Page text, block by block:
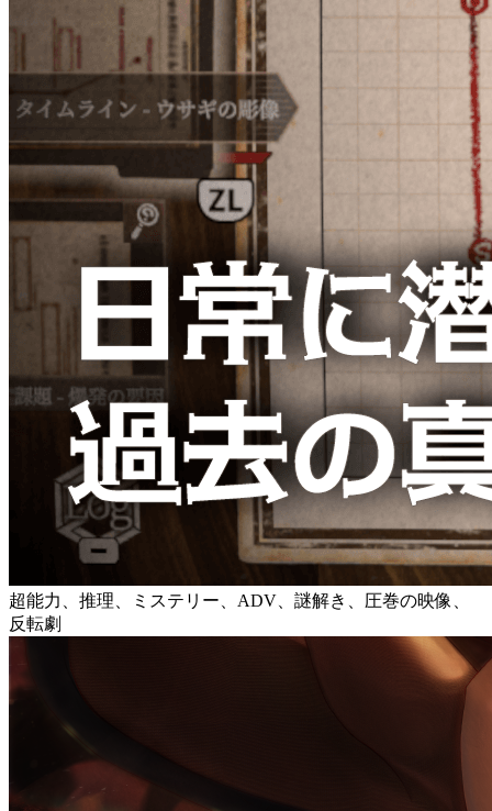
超能力、推理、ミステリー、ADV、謎解き、圧巻の映像、
反転劇